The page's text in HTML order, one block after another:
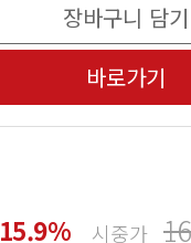
장바구니 담기
바로가기
15.9% 시중가